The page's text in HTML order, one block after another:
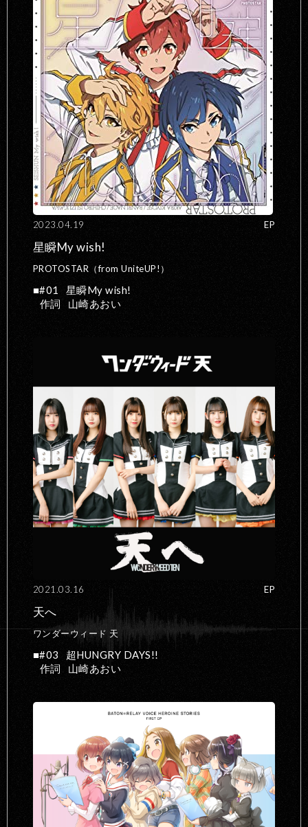
2023.04.19 EP
星瞬My wish!
PROTOSTAR（from UniteUP!）
#01
星瞬My wish!
作詞
山崎あおい
2021.03.16 EP
天へ
ワンダーウィード 天
#03
超HUNGRY DAYS!!
作詞
山崎あおい